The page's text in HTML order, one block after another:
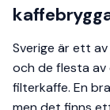
Sverige är ett
och de flesta
filterkaffe. En